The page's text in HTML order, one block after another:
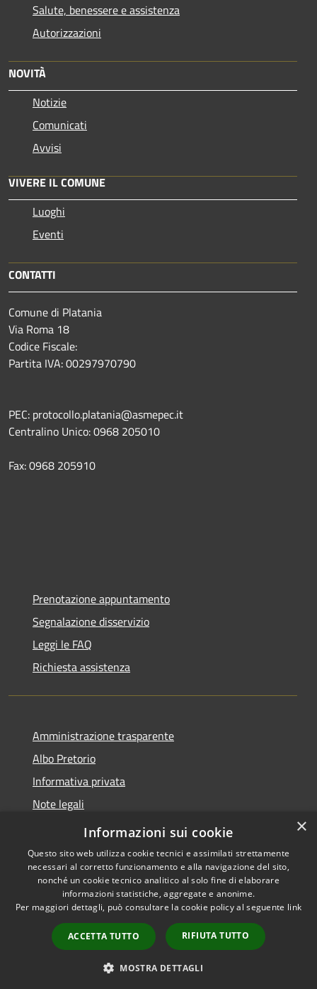
Salute, benessere e assistenza
Autorizzazioni
NOVITÀ
Notizie
Comunicati
Avvisi
VIVERE IL COMUNE
Luoghi
Eventi
CONTATTI
Comune di Platania
Via Roma 18
Codice Fiscale:
Partita IVA: 00297970790
PEC: protocollo.platania@asmepec.it
Centralino Unico: 0968 205010
Fax: 0968 205910
Prenotazione appuntamento
Segnalazione disservizio
Leggi le FAQ
Richiesta assistenza
Amministrazione trasparente
Albo Pretorio
Informativa privata
Note legali
Dichiarazione di accessibilità
Accessibilità
Copyright © 2026 • Comune di
Platania • Powered by
Municipium•
Accesso
redazione
×
Informazioni sui cookie
Questo sito web utilizza cookie tecnici e assimilati strettamente
necessari al corretto funzionamento e alla navigazione del sito,
nonché un cookie tecnico analitico al solo fine di elaborare
informazioni statistiche, aggregate e anonime.
Per maggiori dettagli, può consultare la cookie policy al seguente link
ACCETTA TUTTO RIFIUTA TUTTO
MOSTRA DETTAGLI